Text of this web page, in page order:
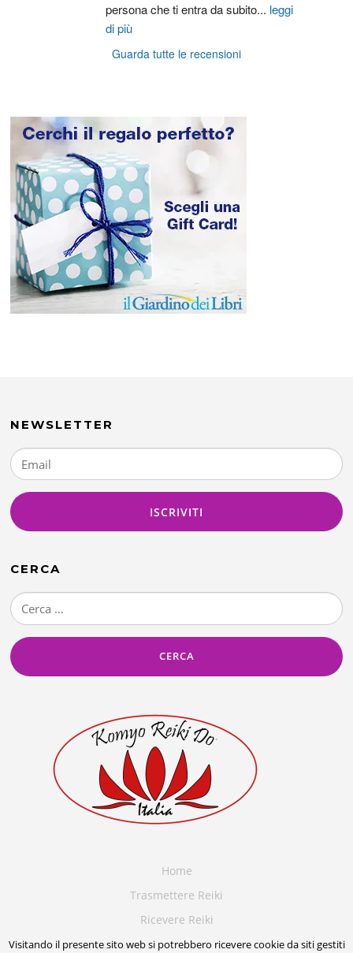
persona che ti entra da subito... leggi
di più
Guarda tutte le recensioni
NEWSLETTER
CERCA
Ricerca
per:
Home
Trasmettere Reiki
Ricevere Reiki
Terapia angelica
Visitando il presente sito web si potrebbero ricevere cookie da siti gestiti